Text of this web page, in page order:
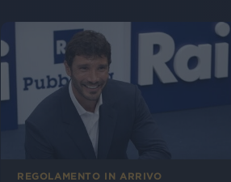
REGOLAMENTO IN ARRIVO